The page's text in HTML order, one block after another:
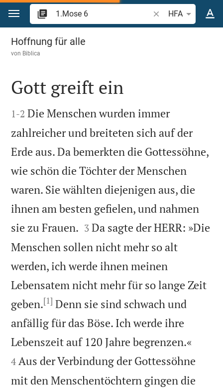
Zum Inhalt springen
Bibelstelle oder
HFA
1.Mose 6
Hoffnung für alle
von Biblica

Gott greift ein

1-2 Die Menschen wurden immer
zahlreicher und breiteten sich auf der
Erde aus. Da bemerkten die Gottessöhne,
wie schön die Töchter der Menschen
waren. Sie wählten diejenigen aus, die
ihnen am besten gefielen, und nahmen
sie zu Frauen. 

3 Da sagte der HERR: »Die
Menschen sollen nicht mehr so alt
werden, ich werde ihnen meinen
Lebensatem nicht mehr für so lange Zeit
geben.[1] Denn sie sind schwach und
anfällig für das Böse. Ich werde ihre
Lebenszeit auf 120 Jahre begrenzen.«
4 Aus der Verbindung der Gottessöhne
mit den Menschentöchtern gingen die